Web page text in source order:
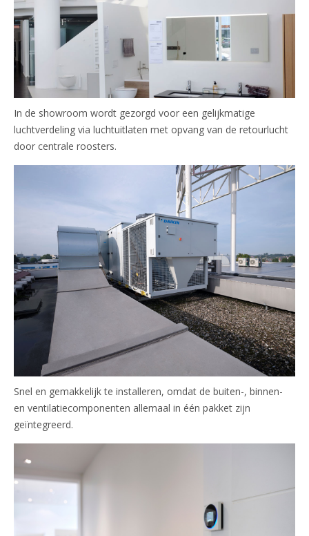
In de showroom wordt gezorgd voor een gelijkmatige
luchtverdeling via luchtuitlaten met opvang van de retourlucht
door centrale roosters.
Snel en gemakkelijk te installeren, omdat de buiten-, binnen-
en ventilatiecomponenten allemaal in één pakket zijn
geïntegreerd.